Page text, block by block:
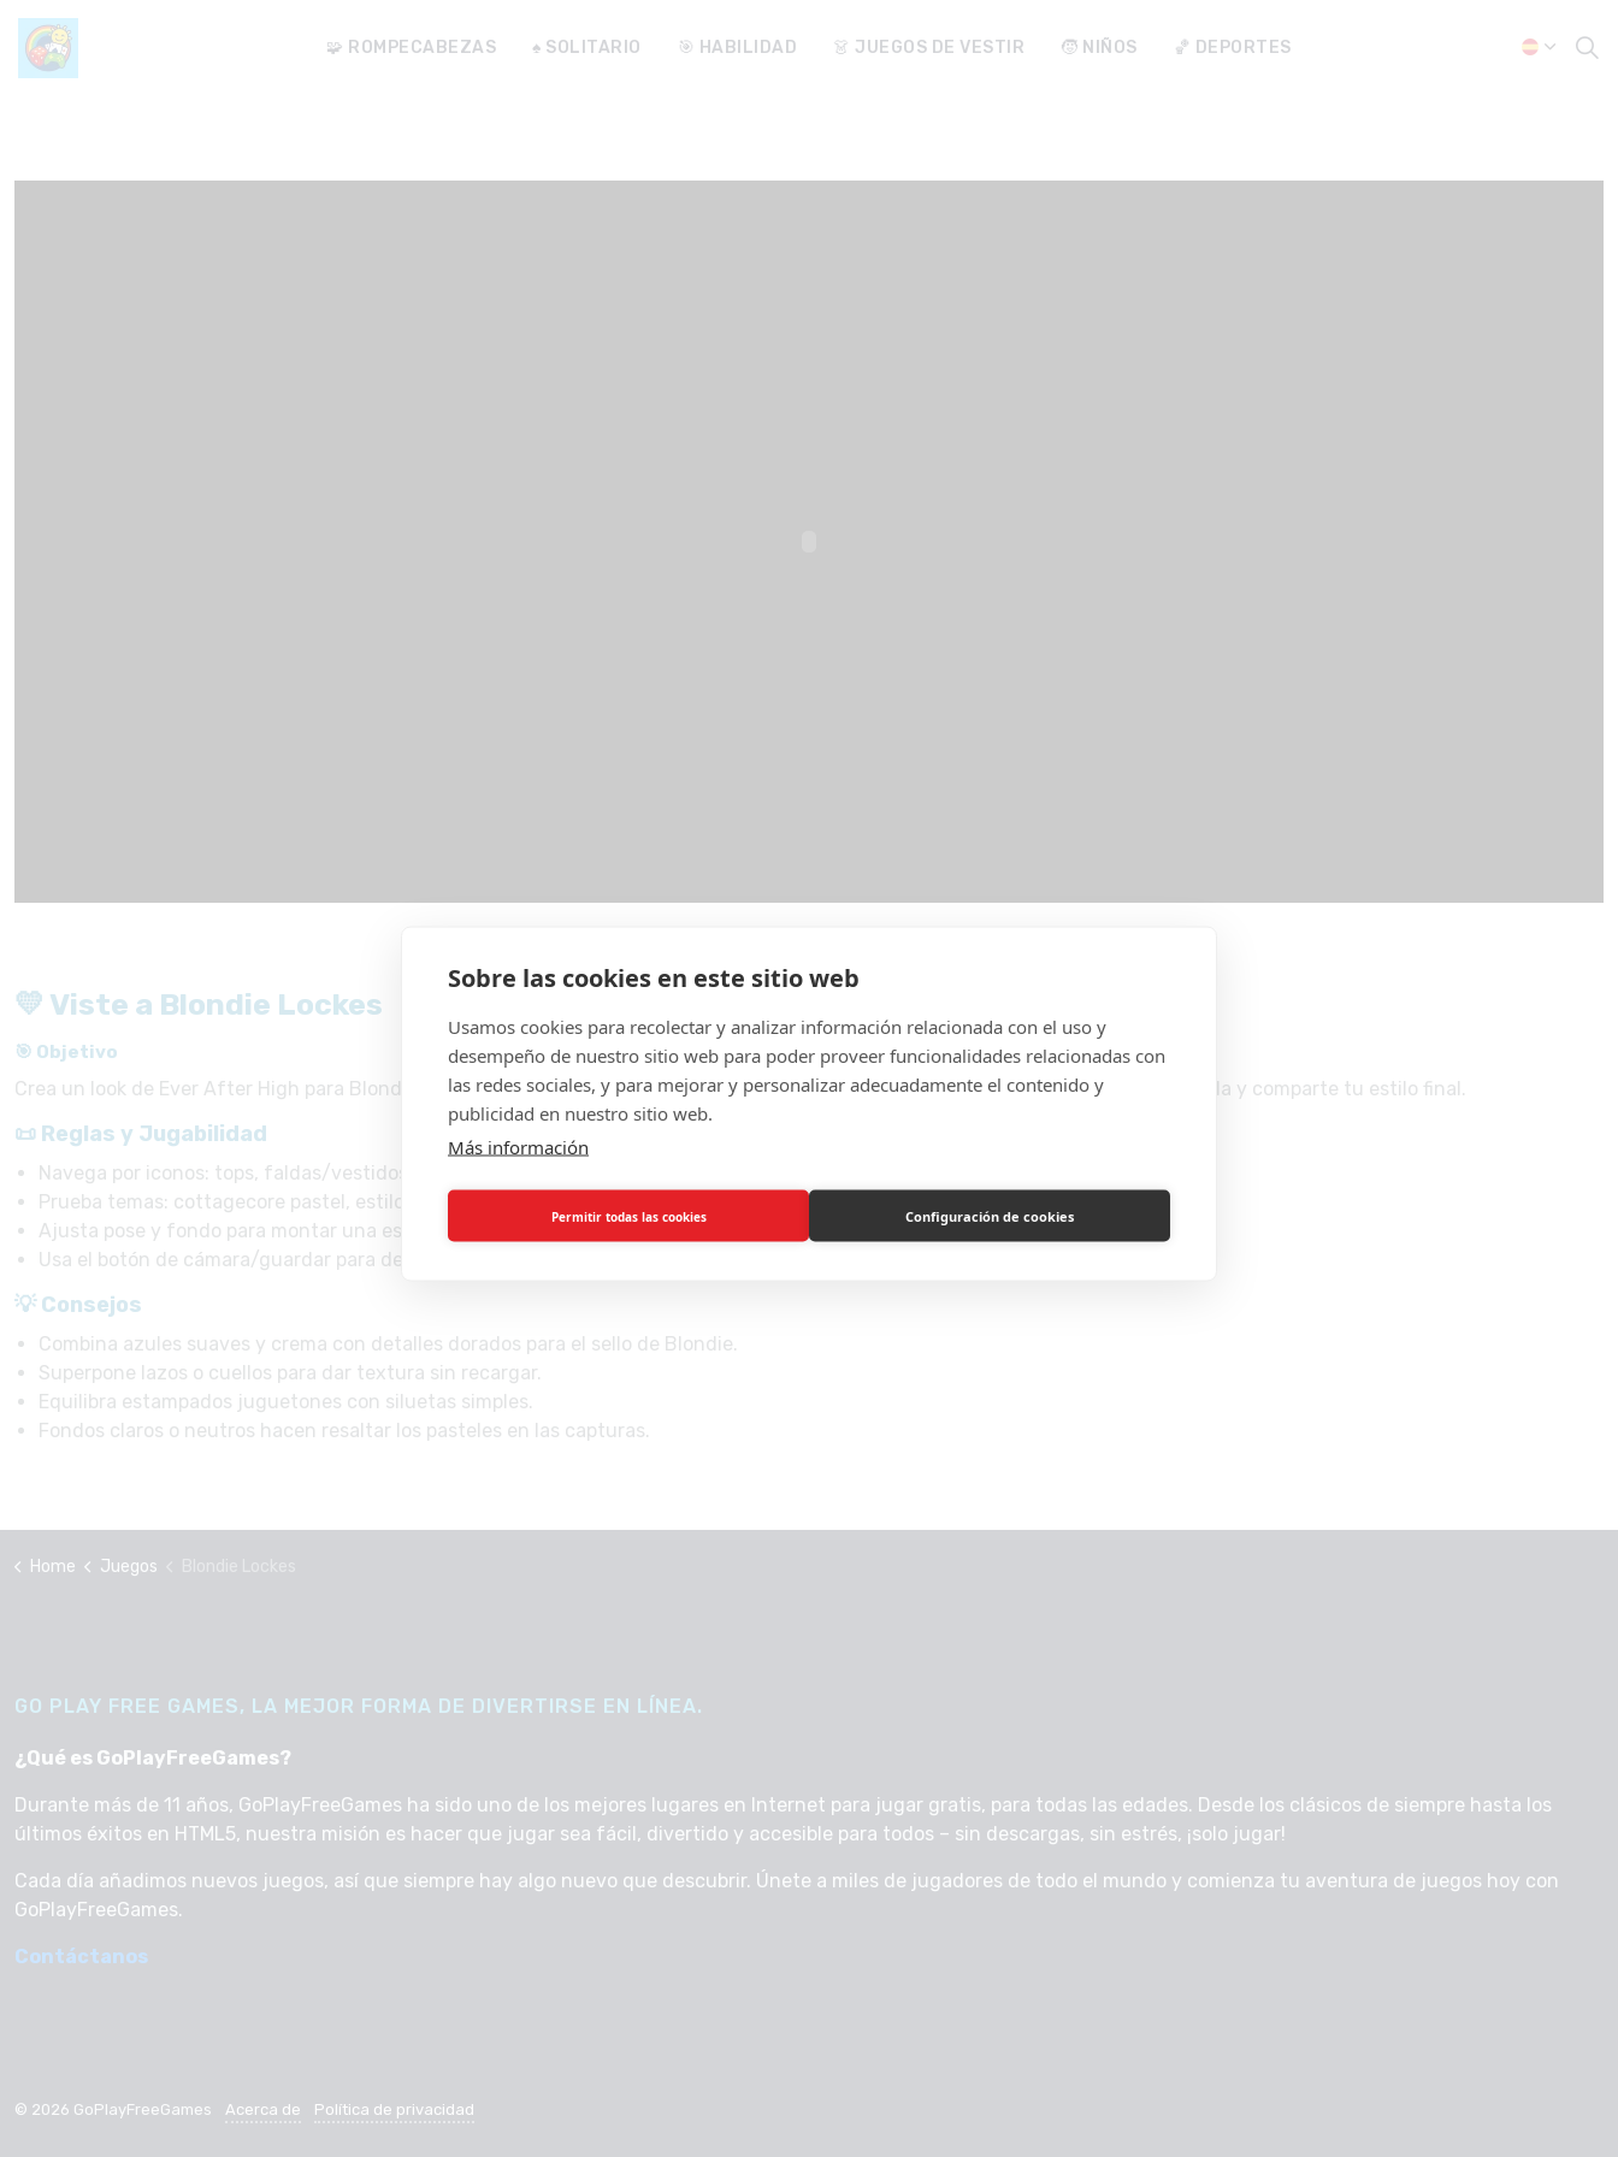
Sobre las cookies en este sitio web
Usamos cookies para recolectar y analizar información relacionada con el uso y
desempeño de nuestro sitio web para poder proveer funcionalidades relacionadas con
las redes sociales, y para mejorar y personalizar adecuadamente el contenido y
publicidad en nuestro sitio web.
Más información
Permitir todas las cookies Configuración de cookies
🧩 ROMPECABEZAS ♠️ SOLITARIO 🎯 HABILIDAD 👗 JUEGOS DE VESTIR 🧒 NIÑOS 🏀 DEPORTES
💛 Viste a Blondie Lockes
🎯 Objetivo
Crea un look de Ever After High para Blondie Lockes: combina outfits juguetones, peinados dorados y accesorios tiernos; luego guarda y comparte tu estilo final.
📜 Reglas y Jugabilidad
Navega por iconos: tops, faldas/vestidos, zapatos, peinados y accesorios.
Prueba temas: cottagecore pastel, estilo colegial, lazos y cintas, motivos de osito y detalles dorados.
Ajusta pose y fondo para montar una escena antes de la captura.
Usa el botón de cámara/guardar para descargar o compartir tu look.
💡 Consejos
Combina azules suaves y crema con detalles dorados para el sello de Blondie.
Superpone lazos o cuellos para dar textura sin recargar.
Equilibra estampados juguetones con siluetas simples.
Fondos claros o neutros hacen resaltar los pasteles en las capturas.
Home Juegos
GO PLAY FREE GAMES, LA MEJOR FORMA DE DIVERTIRSE EN LÍNEA.
¿Qué es GoPlayFreeGames?
Durante más de 11 años, GoPlayFreeGames ha sido uno de los mejores lugares en Internet para jugar gratis, para todas las edades. Desde los clásicos de siempre hasta los
últimos éxitos en HTML5, nuestra misión es hacer que jugar sea fácil, divertido y accesible para todos – sin descargas, sin estrés, ¡solo jugar!
Cada día añadimos nuevos juegos, así que siempre hay algo nuevo que descubrir. Únete a miles de jugadores de todo el mundo y comienza tu aventura de juegos hoy con
GoPlayFreeGames.
Contáctanos
© 2026 GoPlayFreeGames Acerca de Política de privacidad